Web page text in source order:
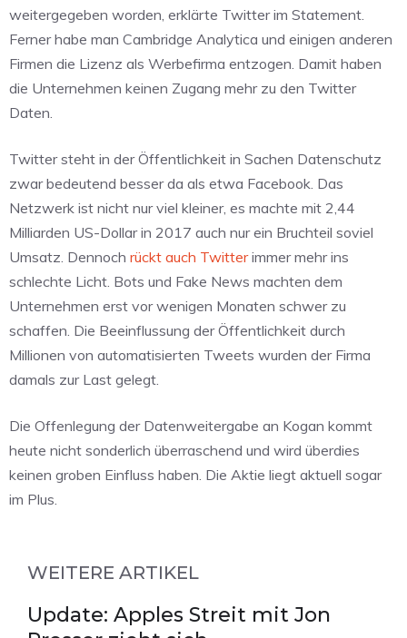
weitergegeben worden, erklärte Twitter im Statement.
Ferner habe man Cambridge Analytica und einigen anderen
Firmen die Lizenz als Werbefirma entzogen. Damit haben
die Unternehmen keinen Zugang mehr zu den Twitter
Daten.
Twitter steht in der Öffentlichkeit in Sachen Datenschutz
zwar bedeutend besser da als etwa Facebook. Das
Netzwerk ist nicht nur viel kleiner, es machte mit 2,44
Milliarden US-Dollar in 2017 auch nur ein Bruchteil soviel
Umsatz. Dennoch rückt auch Twitterimmer mehr ins
schlechte Licht. Bots und Fake News machten dem
Unternehmen erst vor wenigen Monaten schwer zu
schaffen. Die Beeinflussung der Öffentlichkeit durch
Millionen von automatisierten Tweets wurden der Firma
damals zur Last gelegt.
Die Offenlegung der Datenweitergabe an Kogan kommt
heute nicht sonderlich überraschend und wird überdies
keinen groben Einfluss haben. Die Aktie liegt aktuell sogar
im Plus.
WEITERE ARTIKEL
Update: Apples Streit mit Jon